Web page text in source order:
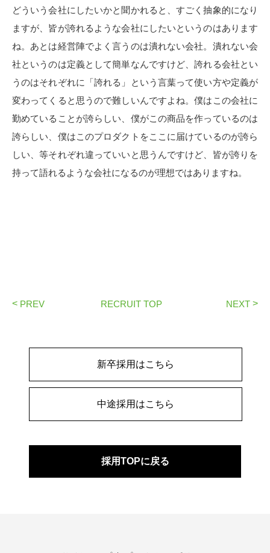
どういう会社にしたいかと聞かれると、すごく抽象的になり
ますが、皆が誇れるような会社にしたいというのはあります
ね。あとは経営陣でよく言うのは潰れない会社。潰れない会
社というのは定義として簡単なんですけど、誇れる会社とい
うのはそれぞれに「誇れる」という言葉って使い方や定義が
変わってくると思うので難しいんですよね。僕はこの会社に
勤めていることが誇らしい、僕がこの商品を作っているのは
誇らしい、僕はこのプロダクトをここに届けているのが誇ら
しい、等それぞれ違っていいと思うんですけど、皆が誇りを
持って語れるような会社になるのが理想ではありますね。
< PREV RECRUIT TOP NEXT >
新卒採用はこちら
中途採用はこちら
採用TOPに戻る